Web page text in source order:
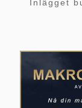
Inlägget